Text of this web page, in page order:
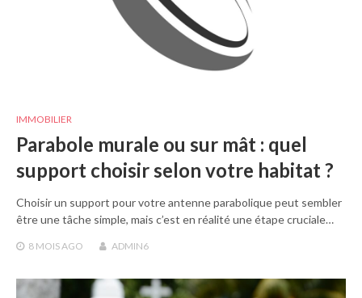
IMMOBILIER
Parabole murale ou sur mât : quel
support choisir selon votre habitat ?
Choisir un support pour votre antenne parabolique peut sembler
être une tâche simple, mais c’est en réalité une étape cruciale…
8 MOIS AGO ADMIN6